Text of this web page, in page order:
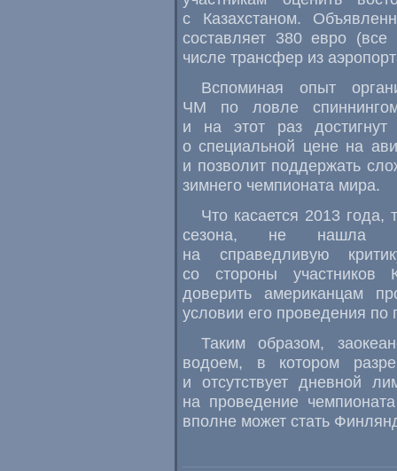
с Казахстаном.
составляет 380 евро
числе трансфер из
Вспоминая опыт
ЧМ по ловле
и на этот раз достигнут
о специальной цене на
и позволит поддержать
зимнего чемпионата мира.
Что касается 2013
сезона, не нашла
на справедливую
со стороны участников
доверить американцам
условии его проведения
Таким образом,
водоем, в котором
и отсутствует дневной
на проведение
вполне может стать